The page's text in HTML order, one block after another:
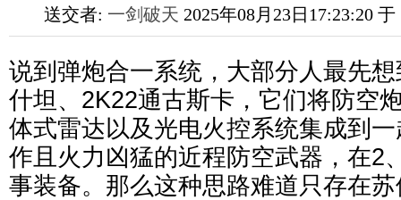
送交者: 一剑破天 2025年08月23日17:23:20
说到弹炮合一系统，大部分人最先
什坦、2K22通古斯卡，它们将防空
体式雷达以及光电火控系统集成到
作且火力凶猛的近程防空武器，在2
事装备。那么这种思路难道只存在